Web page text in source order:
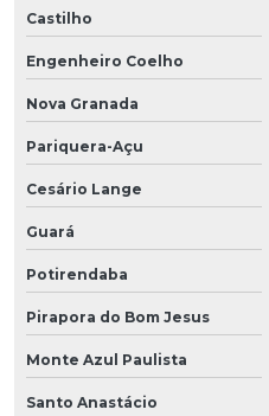
Castilho
Engenheiro Coelho
Nova Granada
Pariquera-Açu
Cesário Lange
Guará
Potirendaba
Pirapora do Bom Jesus
Monte Azul Paulista
Santo Anastácio